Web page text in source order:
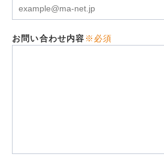
お問い合わせ内容 ※必須